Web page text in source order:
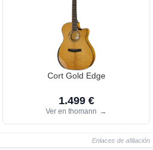
Cort Gold Edge
1.499 €
Ver en thomann →
Enlaces de afiliación